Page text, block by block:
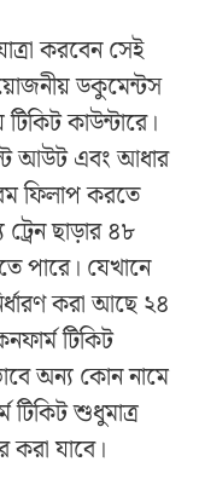
করবেন সেই
ডকুমেন্টস
কাউন্টারে।
আউট এবং আধার
ফিলাপ করতে
ছাড়ার ৪৮
পারে। যেখানে
করা আছে ২৪
টিকিট
অন্য কোন নামে
টিকিট শুধুমাত্র
করা যাবে।